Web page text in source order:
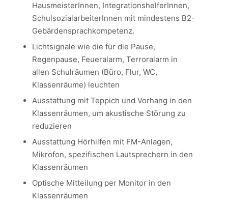
HausmeisterInnen, IntegrationshelferInnen,
SchulsozialarbeiterInnen mit mindestens B2-
Gebärdensprachkompetenz.
Lichtsignale wie die für die Pause,
Regenpause, Feueralarm, Terroralarm in
allen Schulräumen (Büro, Flur, WC,
Klassenräume) leuchten
Ausstattung mit Teppich und Vorhang in den
Klassenräumen, um akustische Störung zu
reduzieren
Ausstattung Hörhilfen mit FM-Anlagen,
Mikrofon, spezifischen Lautsprechern in den
Klassenräumen
Optische Mitteilung per Monitor in den
Klassenräumen